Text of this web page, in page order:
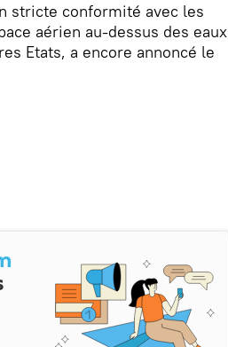
stricte conformité avec les
aérien au-dessus des eaux
Etats, a encore annoncé le